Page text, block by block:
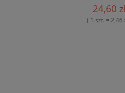
24,60
( 1 szt. = 2,46